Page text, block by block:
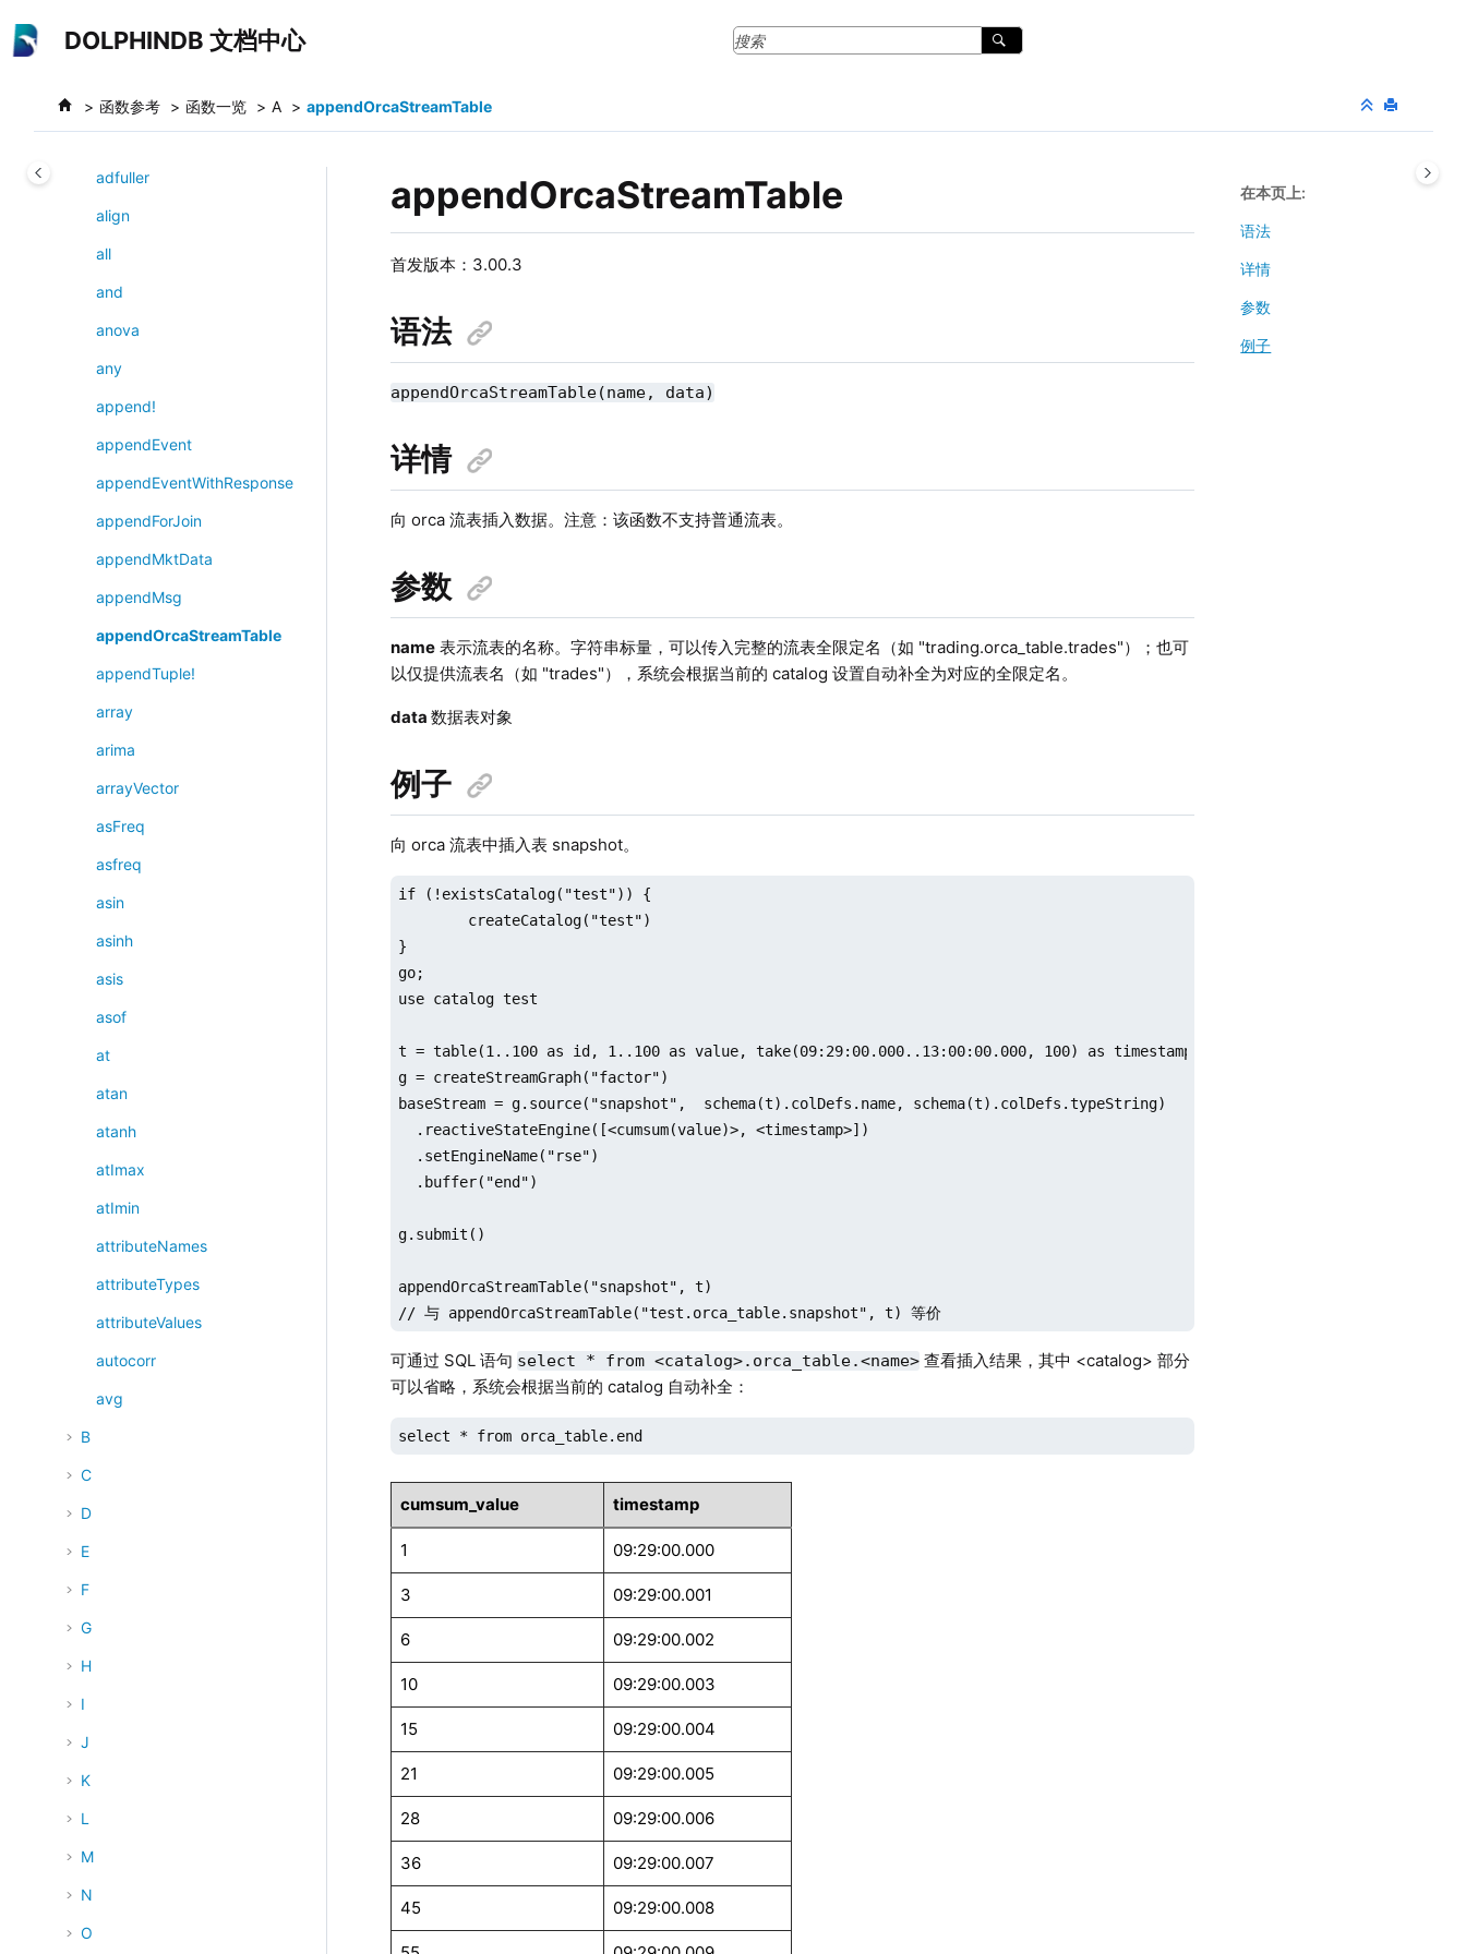
DOLPHINDB 文档中心
函数参考 函数一览 A appendOrcaStreamTable
addSparseReactiveMetrics
addValuePartitions
adfuller
align
all
and
anova
any
append!
appendEvent
appendEventWithResponse
appendForJoin
appendMktData
appendMsg
appendOrcaStreamTable
appendTuple!
array
arima
arrayVector
asFreq
asfreq
asin
asinh
asis
asof
at
atan
atanh
atImax
atImin
attributeNames
attributeTypes
attributeValues
autocorr
avg
B
C
D
E
F
G
H
I
J
K
L
M
N
O
appendOrcaStreamTable
首发版本：3.00.3
语法
appendOrcaStreamTable(name, data)
详情
向 orca 流表插入数据。注意：该函数不支持普通流表。
参数
name 表示流表的名称。字符串标量，可以传入完整的流表全限定名（如 "trading.orca_table.trades"）；也可
以仅提供流表名（如 "trades"），系统会根据当前的 catalog 设置自动补全为对应的全限定名。
data数据表对象
例子
向 orca 流表中插入表 snapshot。
if (!existsCatalog("test")) {
}
go;
use catalog test
t = table(1..100 as id, 1..100 as value, take(09:29:00.000..13:00:00.000, 100) as timestamp)
g = createStreamGraph("factor")
baseStream = g.source("snapshot",  schema(t).colDefs.name, schema(t).colDefs.typeString)
  .reactiveStateEngine([<cumsum(value)>, <timestamp>])
  .setEngineName("rse")
  .buffer("end")
g.submit()
appendOrcaStreamTable("snapshot", t)
可通过 SQL 语句 select * from <catalog>.orca_table.<name> 查看插入结果，其中 <catalog> 部分
可以省略，系统会根据当前的 catalog 自动补全：
select * from orca_table.end
cumsum_value timestamp
1 09:29:00.000
3 09:29:00.001
6 09:29:00.002
10 09:29:00.003
15 09:29:00.004
21 09:29:00.005
28 09:29:00.006
36 09:29:00.007
45 09:29:00.008
在本页上
语法
详情
参数
例子